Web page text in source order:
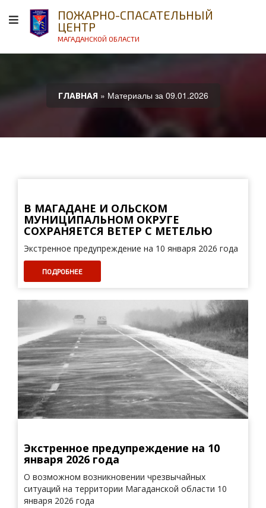
ПОЖАРНО-СПАСАТЕЛЬНЫЙ
ЦЕНТР
МАГАДАНСКОЙ ОБЛАСТИ
ГЛАВНАЯ » Материалы за 09.01.2026
В МАГАДАНЕ И ОЛЬСКОМ
МУНИЦИПАЛЬНОМ ОКРУГЕ
СОХРАНЯЕТСЯ ВЕТЕР С МЕТЕЛЬЮ
Экстренное предупреждение на 10 января 2026 года
ПОДРОБНЕЕ
Экстренное предупреждение на 10
января 2026 года
О возможном возникновении чрезвычайных
ситуаций на территории Магаданской области 10
января 2026 года